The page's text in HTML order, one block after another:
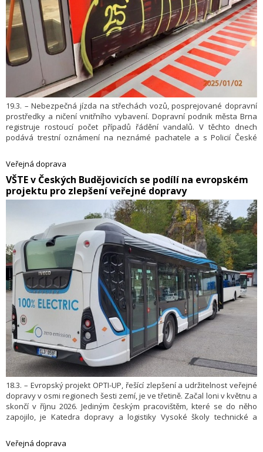
19.3. – Nebezpečná jízda na střechách vozů, posprejované dopravní
prostředky a ničení vnitřního vybavení. Dopravní podnik města Brna
registruje rostoucí počet případů řádění vandalů. V těchto dnech
podává trestní oznámení na neznámé pachatele a s Policií České
Veřejná doprava
​VŠTE v Českých Budějovicích se podílí na evropském
projektu pro zlepšení veřejné dopravy
18.3. – Evropský projekt OPTI-UP, řešící zlepšení a udržitelnost veřejné
dopravy v osmi regionech šesti zemí, je ve třetině. Začal loni v květnu a
skončí v říjnu 2026. Jediným českým pracovištěm, které se do něho
zapojilo, je Katedra dopravy a logistiky Vysoké školy technické a
Veřejná doprava